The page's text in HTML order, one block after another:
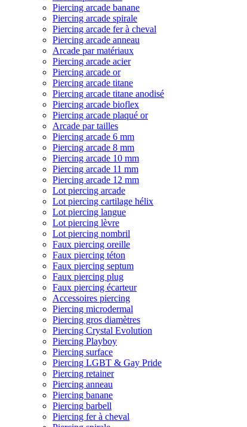
Piercing arcade banane
Piercing arcade spirale
Piercing arcade fer à cheval
Piercing arcade anneau
Arcade par matériaux
Piercing arcade acier
Piercing arcade or
Piercing arcade titane
Piercing arcade titane anodisé
Piercing arcade bioflex
Piercing arcade plaqué or
Arcade par tailles
Piercing arcade 6 mm
Piercing arcade 8 mm
Piercing arcade 10 mm
Piercing arcade 11 mm
Piercing arcade 12 mm
Lot piercing arcade
Lot piercing cartilage hélix
Lot piercing langue
Lot piercing lèvre
Lot piercing nombril
Faux piercing oreille
Faux piercing téton
Faux piercing septum
Faux piercing plug
Faux piercing écarteur
Accessoires piercing
Piercing microdermal
Piercing gros diamètres
Piercing Crystal Evolution
Piercing Playboy
Piercing surface
Piercing LGBT & Gay Pride
Piercing retainer
Piercing anneau
Piercing banane
Piercing barbell
Piercing fer à cheval